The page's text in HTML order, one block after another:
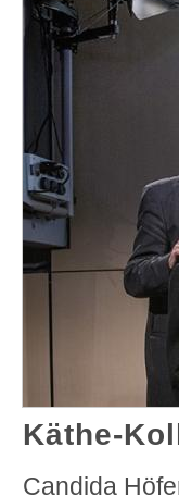
Käthe-
Candida